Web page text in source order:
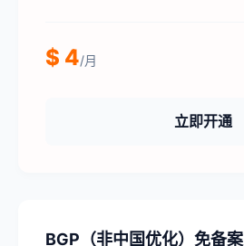
$ 4/月
立即开通
BGP（非中国优化）免备案